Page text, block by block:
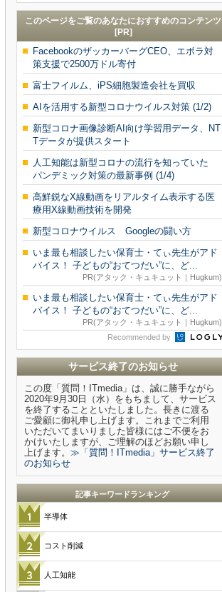
このページをご覧のあなたにおすすめのコンテンツ
[PR]
FacebookのザッカーバーグCEO、エボラ対
策支援で2500万ドル寄付
富士フイルム、iPS細胞製造会社を買収
AIを活用する新型コロナウイルス対策 (1/2)
新型コロナ画像診断AI向け学習用データ、NT
Tデータが提供スタート
人工知能は新型コロナの流行を知っていた
パンデミック対策の最新事例 (1/4)
高鮮鋭なX線動画をリアルタイム表示する医
療用X線動画技術を開発
新型コロナウイルス Googleの闘い方
いま最も相談したい保育士・てぃ先生がアド
バイス！ 子どもの“おてつだい”に、ど...
PR(アタック・キュキュット｜Hugkum)
いま最も相談したい保育士・てぃ先生がアド
バイス！ 子どもの“おてつだい”に、ど...
PR(アタック・キュキュット｜Hugkum)
Recommended by
サービス終了のお知らせ
この度「質問！ITmedia」は、誠に勝手ながら
2020年9月30日（水）をもちまして、サービス
を終了することといたしました。長きに渡る
ご愛顧に御礼申し上げます。これまでご利用
いただいてまいりました皆様にはご不便をお
かけいたしますが、ご理解のほどお願い申し
上げます。 ≫「質問！ITmedia」サービス終了
のお知らせ
記事キーワードランキング
半導体
コスト削減
人工知能